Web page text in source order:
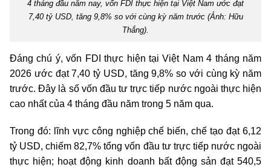
4 tháng đầu năm nay, vốn FDI thực hiện tại Việt Nam ước đạt
7,40 tỷ USD, tăng 9,8% so với cùng kỳ năm trước (Ảnh: Hữu
Thắng).
Đáng chú ý, vốn FDI thực hiện tại Việt Nam 4 tháng năm
2026 ước đạt 7,40 tỷ USD, tăng 9,8% so với cùng kỳ năm
trước. Đây là số vốn đầu tư trực tiếp nước ngoài thực hiện
cao nhất của 4 tháng đầu năm trong 5 năm qua.
Trong đó: lĩnh vực công nghiệp chế biến, chế tạo đạt 6,12
tỷ USD, chiếm 82,7% tổng vốn đầu tư trực tiếp nước ngoài
thực hiện; hoạt động kinh doanh bất động sản đạt 540,5